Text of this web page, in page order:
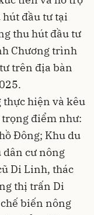
hút đầu tư tại
thu hút đầu tư
Chương trình
trên địa bàn
thực hiện và kêu
điểm như:
Đông; Khu du
cư nông
Di Linh, thác
thị trấn Di
biến nông